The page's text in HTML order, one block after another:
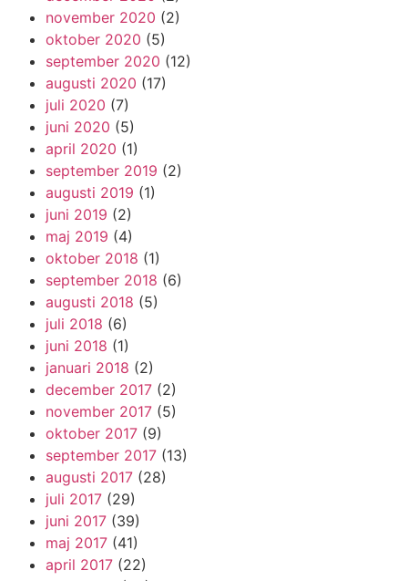
november 2020 (2)
oktober 2020 (5)
september 2020 (12)
augusti 2020 (17)
juli 2020 (7)
juni 2020 (5)
april 2020 (1)
september 2019 (2)
augusti 2019 (1)
juni 2019 (2)
maj 2019 (4)
oktober 2018 (1)
september 2018 (6)
augusti 2018 (5)
juli 2018 (6)
juni 2018 (1)
januari 2018 (2)
december 2017 (2)
november 2017 (5)
oktober 2017 (9)
september 2017 (13)
augusti 2017 (28)
juli 2017 (29)
juni 2017 (39)
maj 2017 (41)
april 2017 (22)